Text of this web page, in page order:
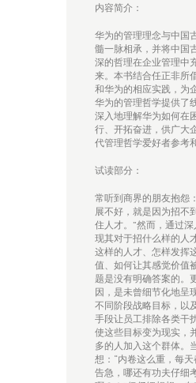
内容简介：
华为的管理理念与中国
髓一脉相承，并将中国
深的哲理在企业管理中
来。本书结合任正非所
和华为的相应实践，为
华为的管理哲学提供了
深入地理解华为如何在
行、开拓奋进，供广大
代管理哲学爱好者参考
试读部分：
常听到商界的朋友抱怨
展不好，就是因为招不
住人才。”然而，通过
现其对于招什么样的人
这样的人才、怎样发挥
值、如何让其感觉价值
题是没有明确答案的。
因，是未曾细节化地呈
不同阶段战略目标，以
手段让员工排除各类干
使这些目标变为现实，
多的人加入这个群体。
想：“内卷这么重，每
告急，哪还有功夫仔细